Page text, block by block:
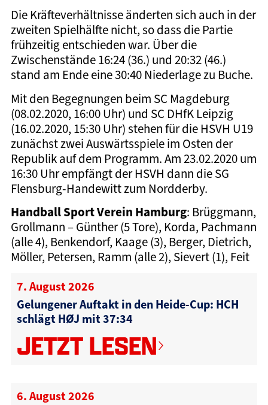
Die Kräfteverhältnisse änderten sich auch in der
zweiten Spielhälfte nicht, so dass die Partie
frühzeitig entschieden war. Über die
Zwischenstände 16:24 (36.) und 20:32 (46.)
stand am Ende eine 30:40 Niederlage zu Buche.
Mit den Begegnungen beim SC Magdeburg
(08.02.2020, 16:00 Uhr) und SC DHfK Leipzig
(16.02.2020, 15:30 Uhr) stehen für die HSVH U19
zunächst zwei Auswärtsspiele im Osten der
Republik auf dem Programm. Am 23.02.2020 um
16:30 Uhr empfängt der HSVH dann die SG
Flensburg-Handewitt zum Nordderby.
Handball Sport Verein Hamburg: Brüggmann,
Grollmann – Günther (5 Tore), Korda, Pachmann
(alle 4), Benkendorf, Kaage (3), Berger, Dietrich,
Möller, Petersen, Ramm (alle 2), Sievert (1), Feit
7. August 2026
Gelungener Auftakt in den Heide-Cup: HCH
schlägt HØJ mit 37:34
JETZT LESEN
6. August 2026